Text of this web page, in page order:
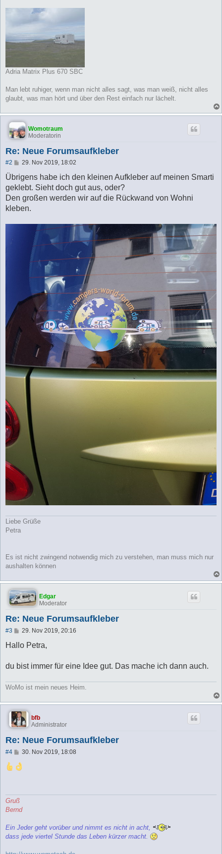
Adria Matrix Plus 670 SBC
Man lebt ruhiger, wenn man nicht alles sagt, was man weiß, nicht alles
glaubt, was man hört und über den Rest einfach nur lächelt.
Womotraum
Moderatorin
Re: Neue Forumsaufkleber
#2
B
i
t
r
a
g
29. Nov 2019, 18:02
Übrigens habe ich den kleinen Aufkleber auf meinen Smarti
geklebt. Sieht doch gut aus, oder?
Den großen werden wir auf die Rückwand von Wohni
kleben.
Liebe Grüße
Petra
Es ist nicht zwingend notwendig mich zu verstehen, man muss mich nur
aushalten können
Edgar
Moderator
Re: Neue Forumsaufkleber
#3
B
i
a
29. Nov 2019, 20:16
Hallo Petra,
du bist immer für eine Idee gut. Das mache ich dann auch.
WoMo ist mein neues Heim.
bfb
Administrator
Re: Neue Forumsaufkleber
#4
B
i
t
30. Nov 2019, 18:08
Gruß
Bernd
Ein Jeder geht vorüber und nimmt es nicht in acht,
dass jede viertel Stunde das Leben kürzer macht.